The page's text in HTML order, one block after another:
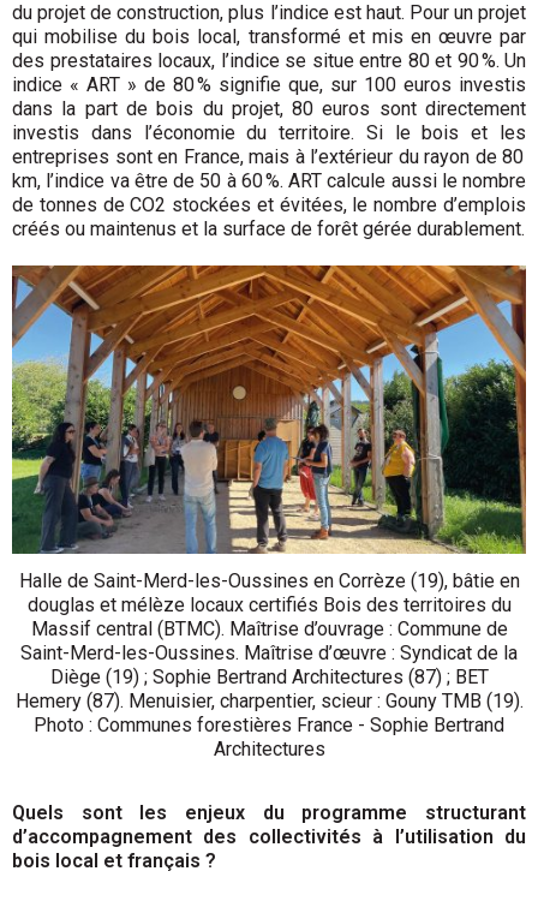
du projet de construction, plus l’indice est haut. Pour un projet
qui mobilise du bois local, transformé et mis en œuvre par
des prestataires locaux, l’indice se situe entre 80 et 90 %. Un
indice « ART » de 80 % signifie que, sur 100 euros investis
dans la part de bois du projet, 80 euros sont directement
investis dans l’économie du territoire. Si le bois et les
entreprises sont en France, mais à l’extérieur du rayon de 80
km, l’indice va être de 50 à 60 %. ART calcule aussi le nombre
de tonnes de CO2 stockées et évitées, le nombre d’emplois
créés ou maintenus et la surface de forêt gérée durablement.
Halle de Saint-Merd-les-Oussines en Corrèze (19), bâtie en
douglas et mélèze locaux certifiés Bois des territoires du
Massif central (BTMC). Maîtrise d’ouvrage : Commune de
Saint-Merd-les-Oussines. Maîtrise d’œuvre : Syndicat de la
Diège (19) ; Sophie Bertrand Architectures (87) ; BET
Hemery (87). Menuisier, charpentier, scieur : Gouny TMB (19).
Photo : Communes forestières France - Sophie Bertrand
Architectures
Quels sont les enjeux du programme structurant
d’accompagnement des collectivités à l’utilisation du
bois local et français ?